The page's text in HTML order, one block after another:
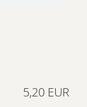
5,20 EUR